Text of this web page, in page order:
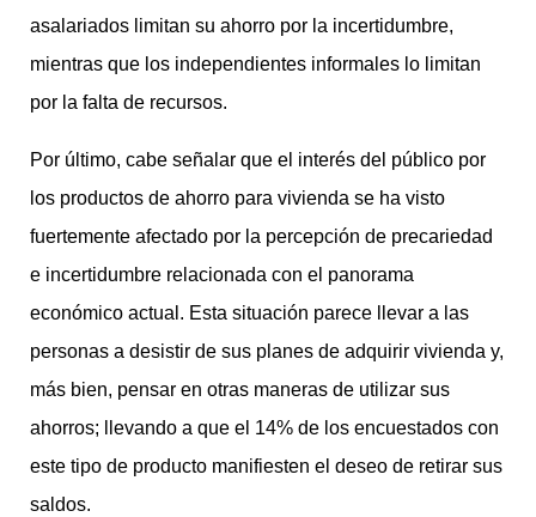
asalariados limitan su ahorro por la incertidumbre,
mientras que los independientes informales lo limitan
por la falta de recursos.
Por último, cabe señalar que el interés del público por
los productos de ahorro para vivienda se ha visto
fuertemente afectado por la percepción de precariedad
e incertidumbre relacionada con el panorama
económico actual. Esta situación parece llevar a las
personas a desistir de sus planes de adquirir vivienda y,
más bien, pensar en otras maneras de utilizar sus
ahorros; llevando a que el 14% de los encuestados con
este tipo de producto manifiesten el deseo de retirar sus
saldos.